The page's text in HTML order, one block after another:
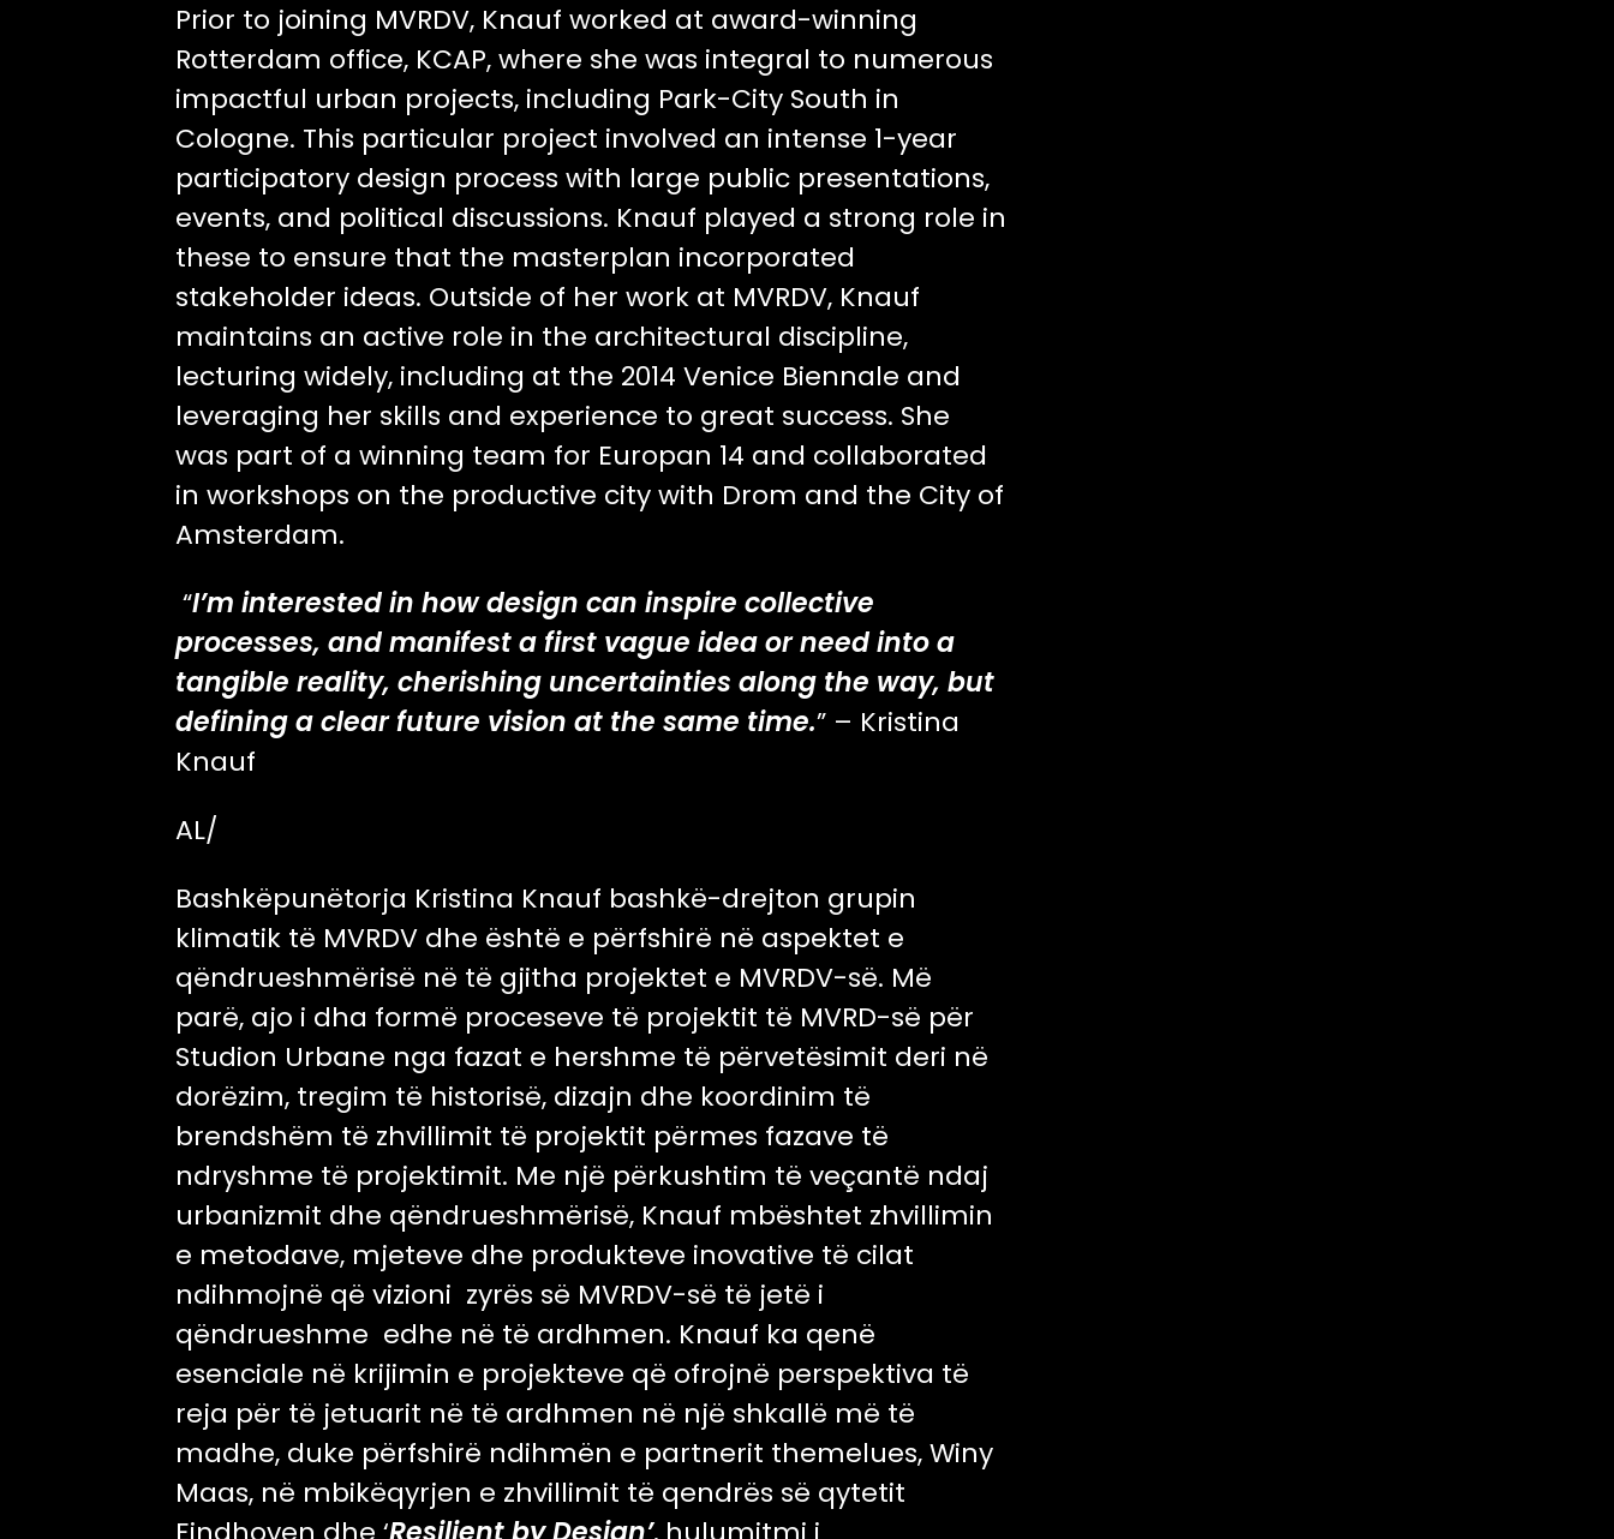
Prior to joining MVRDV, Knauf worked at award-winning
Rotterdam office, KCAP, where she was integral to numerous
impactful urban projects, including Park-City South in
Cologne. This particular project involved an intense 1-year
participatory design process with large public presentations,
events, and political discussions. Knauf played a strong role in
these to ensure that the masterplan incorporated
stakeholder ideas. Outside of her work at MVRDV, Knauf
maintains an active role in the architectural discipline,
lecturing widely, including at the 2014 Venice Biennale and
leveraging her skills and experience to great success. She
was part of a winning team for Europan 14 and collaborated
in workshops on the productive city with Drom and the City of
Amsterdam.
“I’m interested in how design can inspire collective
processes, and manifest a first vague idea or need into a
tangible reality, cherishing uncertainties along the way, but
defining a clear future vision at the same time.” – Kristina
Knauf
AL/
Bashkëpunëtorja Kristina Knauf bashkë-drejton grupin
klimatik të MVRDV dhe është e përfshirë në aspektet e
qëndrueshmërisë në të gjitha projektet e MVRDV-së. Më
parë, ajo i dha formë proceseve të projektit të MVRD-së për
Studion Urbane nga fazat e hershme të përvetësimit deri në
dorëzim, tregim të historisë, dizajn dhe koordinim të
brendshëm të zhvillimit të projektit përmes fazave të
ndryshme të projektimit. Me një përkushtim të veçantë ndaj
urbanizmit dhe qëndrueshmërisë, Knauf mbështet zhvillimin
e metodave, mjeteve dhe produkteve inovative të cilat
ndihmojnë që vizioni zyrës së MVRDV-së të jetë i
qëndrueshme edhe në të ardhmen. Knauf ka qenë
esenciale në krijimin e projekteve që ofrojnë perspektiva të
reja për të jetuarit në të ardhmen në një shkallë më të
madhe, duke përfshirë ndihmën e partnerit themelues, Winy
Maas, në mbikëqyrjen e zhvillimit të qendrës së qytetit